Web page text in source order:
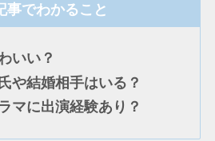
事でわかること
いい？
結婚相手はいる？
に出演経験あり？